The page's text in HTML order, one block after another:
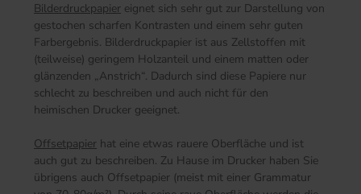
Bilderdruckpapier eignet sich sehr gut zur Darstellung von
gestochen scharfen Kontrasten und einem sehr guten
Farbergebnis. Bilderdruckpapier ist aus Zellstoffen mit
(teilweise) geringem Holzanteil und einem matten oder
glänzenden „Anstrich“. Dadurch sind diese Papiere nur
schlecht zu beschreiben und auch nicht für den
heimischen Drucker geeignet.
Offsetpapier hat eine etwas rauere Oberfläche und ist
auch gut zu beschreiben. Zu Hause im Drucker haben Sie
übrigens auch Offsetpapier (meist mit einer Grammatur